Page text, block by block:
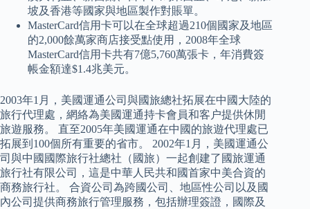
坡及香港等國家與地區製作對賬單。
MasterCard信用卡可以在全球超過210個國家及地區
的2,000餘萬家商店接受點使用，2008年全球
MasterCard信用卡共有7億5,760萬張卡，年消費簽
帳金額達$1.4兆美元。
2003年1月，美國運通公司與國旅總社拓展在中國大陸的
旅行代理處，網絡為美國運通持卡會員和客户提供休閒
旅遊服務。 直至2005年美國運通在中國的旅遊代理處已
拓展到100個所有重要的省市。 2002年1月，美國運通公
司與中國國際旅行社總社（國旅）一起創建了國旅運通
旅行社有限公司，這是中華人民共和國首家中美合資的
商務旅行社。 合資公司為跨國公司、地區性公司以及國
內公司提供商務旅行管理服務，包括辦理簽證，國際及